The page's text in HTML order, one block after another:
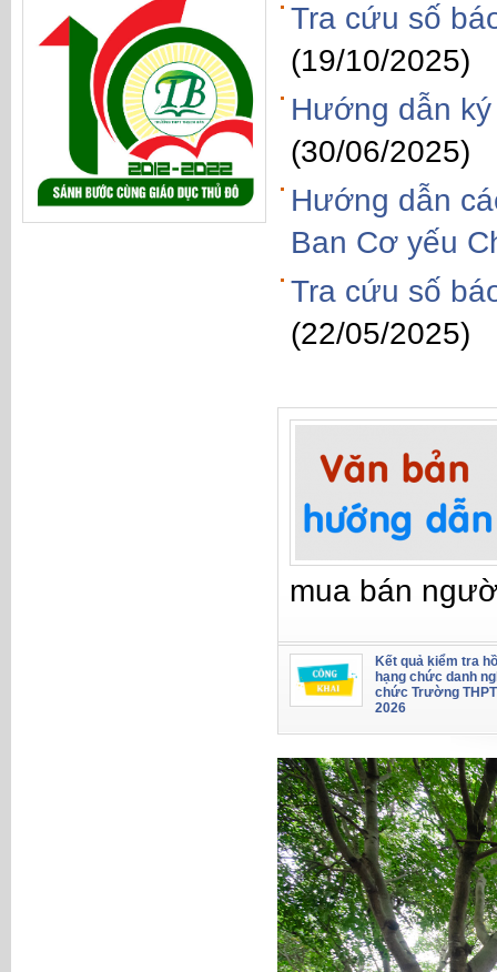
Tra cứu số
(19/10/2025)
Hướng dẫn
(30/06/2025)
Hướng dẫn
Ban Cơ yếu
Tra cứu số
(22/05/2025)
mua bán
Kết quả kiểm tra
hạng chức danh
chức Trường
2026